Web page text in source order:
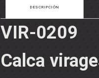
DESCRIPCIÓN
VIR-0209
Calca